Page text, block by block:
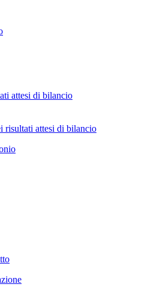
attesi di bilancio
risultati attesi di bilancio